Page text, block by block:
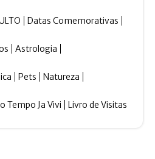
Datas Comemorativas
Astrologia
Pets Natureza
Tempo Ja Vivi Livro de Visitas